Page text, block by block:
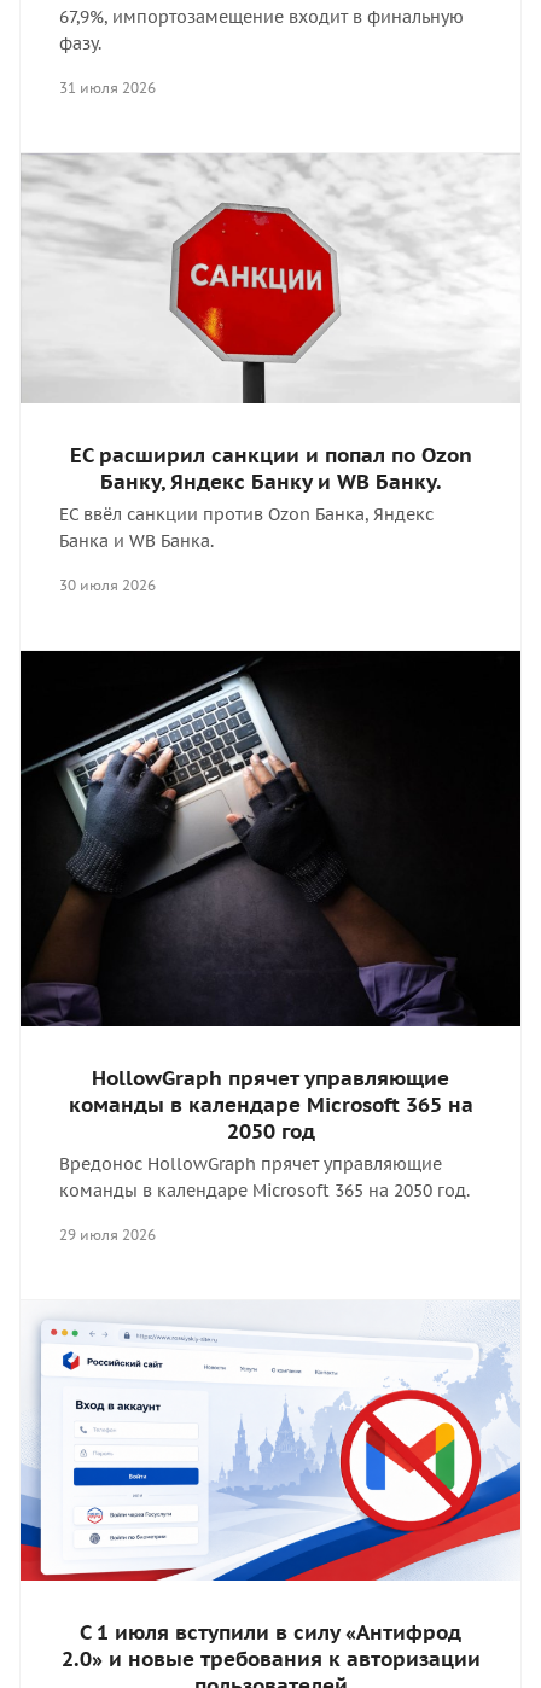
67,9%, импортозамещение входит в финальную
фазу.
31 июля 2026
ЕС расширил санкции и попал по Ozon
Банку, Яндекс Банку и WB Банку.
ЕС ввёл санкции против Ozon Банка, Яндекс
Банка и WB Банка.
30 июля 2026
HollowGraph прячет управляющие
команды в календаре Microsoft 365 на
2050 год
Вредонос HollowGraph прячет управляющие
команды в календаре Microsoft 365 на 2050 год.
29 июля 2026
С 1 июля вступили в силу «Антифрод
2.0» и новые требования к авторизации